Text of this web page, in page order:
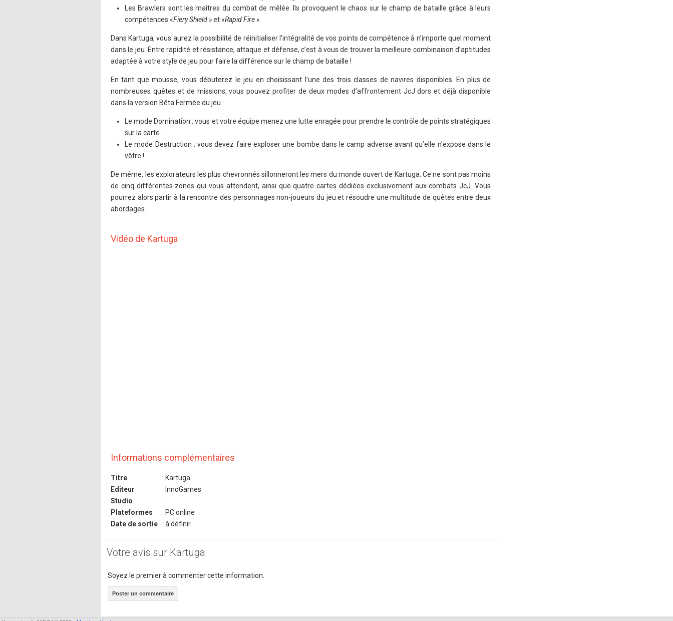
Les Brawlers sont les maîtres du combat de mêlée. Ils provoquent le chaos sur le champ de bataille grâce à leurs
compétences «Fiery Shield »et «Rapid Fire »
Dans Kartuga, vous aurez la possibilité de réinitialiser l’intégralité de vos points de compétence à n’importe quel moment
dans le jeu. Entre rapidité et résistance, attaque et défense, c’est à vous de trouver la meilleure combinaison d’aptitudes
adaptée à votre style de jeu pour faire la différence sur le champ de bataille !
En tant que mousse, vous débuterez le jeu en choisissant l’une des trois classes de navires disponibles. En plus de
nombreuses quêtes et de missions, vous pouvez profiter de deux modes d’affrontement JcJ dors et déjà disponible
dans la version Bêta Fermée du jeu :
Le mode Domination : vous et votre équipe menez une lutte enragée pour prendre le contrôle de points stratégiques
sur la carte.
Le mode Destruction : vous devez faire exploser une bombe dans le camp adverse avant qu’elle n’expose dans le
vôtre !
De même, les explorateurs les plus chevronnés sillonneront les mers du monde ouvert de Kartuga. Ce ne sont pas moins
de cinq différentes zones qui vous attendent, ainsi que quatre cartes dédiées exclusivement aux combats JcJ. Vous
pourrez alors partir à la rencontre des personnages non-joueurs du jeu et résoudre une multitude de quêtes entre deux
abordages.
Vidéo de Kartuga
Informations complémentaires
Titre
: Kartuga
Editeur
: InnoGames
Studio
:
Plateformes
: PC online
Date de sortie
: à définir
Votre avis sur Kartuga
Soyez le premier à commenter cette information.
Poster un commentaire